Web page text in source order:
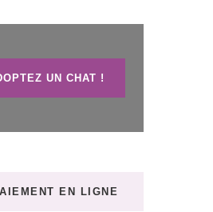
UN CHAT !
EN LIGNE